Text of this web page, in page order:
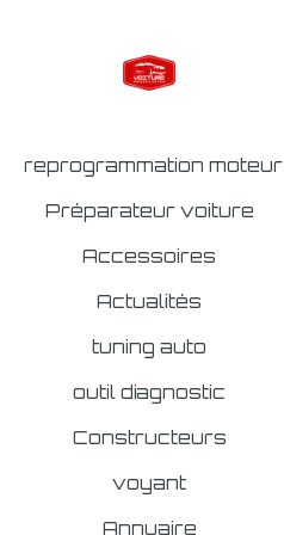
reprogrammation moteur
Préparateur voiture
Accessoires
Actualités
tuning auto
outil diagnostic
Constructeurs
voyant
Annuaire